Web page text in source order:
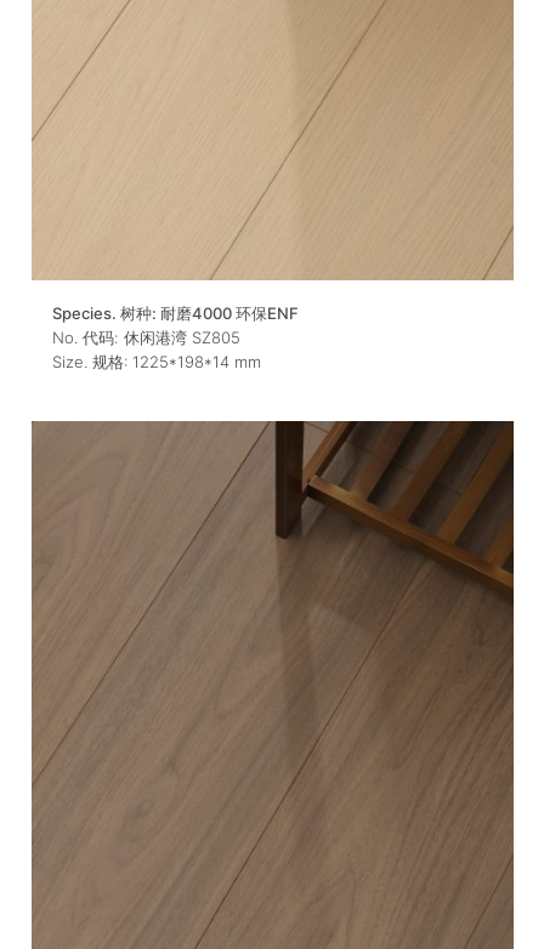
Species. 树种: 耐磨4000 环保ENF
No. 代码: 休闲港湾 SZ805
Size. 规格: 1225*198*14mm